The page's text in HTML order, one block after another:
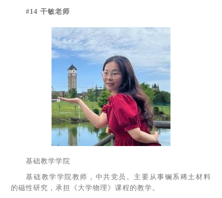
#14 干敏老师
基础教学学院
基础教学学院教师，中共党员。主要从事镧系稀土材料
的磁性研究，承担《大学物理》课程的教学。